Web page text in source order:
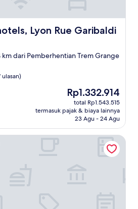
Lyon Rue Garibaldi
Lyon Rue Garibaldi
dari Pemberhentian Trem Grange
ulasan)
Harga
sekarang
Rp1.332.914
Rp1.332.914
total Rp1.543.515
termasuk pajak & biaya lainnya
23 Agu - 24 Agu